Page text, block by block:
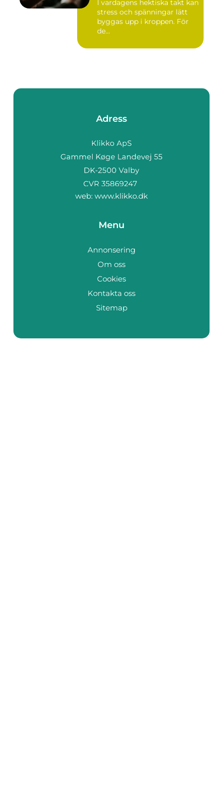
I vardagens hektiska takt kan
stress och spänningar lätt
byggas upp i kroppen. För
de...
Adress
web: www.klikko.dk
Menu
Annonsering
Om oss
Cookies
Kontakta oss
Sitemap